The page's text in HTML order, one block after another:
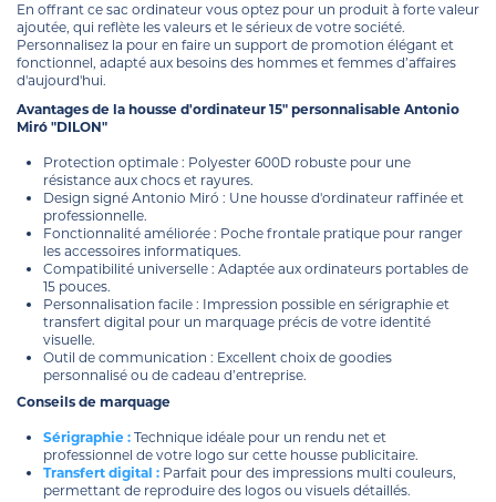
En offrant ce sac ordinateur vous optez pour un produit à forte valeur
ajoutée, qui reflète les valeurs et le sérieux de votre société.
Personnalisez la pour en faire un support de promotion élégant et
fonctionnel, adapté aux besoins des hommes et femmes d’affaires
d'aujourd'hui.
Avantages de la housse d'ordinateur 15" personnalisable Antonio
Miró "DILON"
Protection optimale : Polyester 600D robuste pour une
résistance aux chocs et rayures.
Design signé Antonio Miró : Une housse d'ordinateur raffinée et
professionnelle.
Fonctionnalité améliorée : Poche frontale pratique pour ranger
les accessoires informatiques.
Compatibilité universelle : Adaptée aux ordinateurs portables de
15 pouces.
Personnalisation facile : Impression possible en sérigraphie et
transfert digital pour un marquage précis de votre identité
visuelle.
Outil de communication : Excellent choix de goodies
personnalisé ou de cadeau d’entreprise.
Conseils de marquage
Sérigraphie : Technique idéale pour un rendu net et
professionnel de votre logo sur cette housse publicitaire.
Transfert digital : Parfait pour des impressions multi couleurs,
permettant de reproduire des logos ou visuels détaillés.